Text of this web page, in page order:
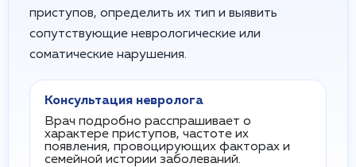
приступов, определить их тип и выявить
сопутствующие неврологические или
соматические нарушения.
Консультация невролога
Врач подробно расспрашивает о
характере приступов, частоте их
появления, провоцирующих факторах и
семейной истории заболеваний.